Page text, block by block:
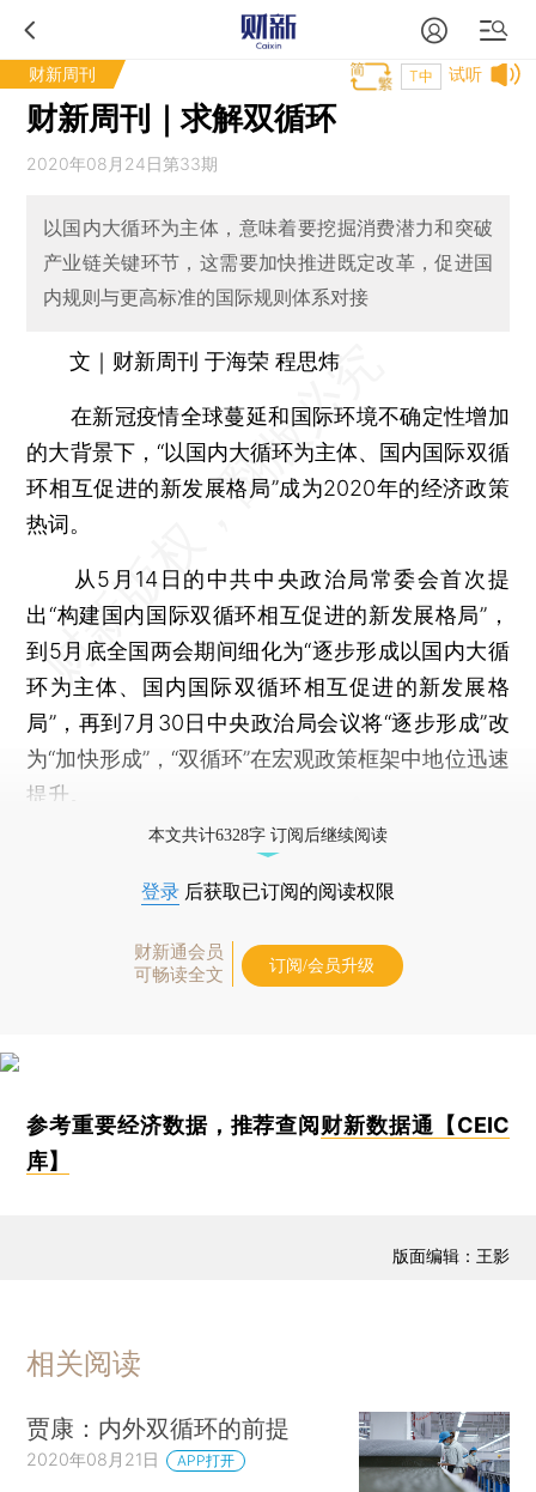
财新周刊 试听
T中
财新周刊｜求解双循环
2020年08月24日第33期
以国内大循环为主体，意味着要挖掘消费潜力和突破
产业链关键环节，这需要加快推进既定改革，促进国
内规则与更高标准的国际规则体系对接
文｜财新周刊 于海荣 程思炜
在新冠疫情全球蔓延和国际环境不确定性增加
的大背景下，“以国内大循环为主体、国内国际双循
环相互促进的新发展格局”成为2020年的经济政策
热词。
从5月14日的中共中央政治局常委会首次提
出“构建国内国际双循环相互促进的新发展格局”，
到5月底全国两会期间细化为“逐步形成以国内大循
环为主体、国内国际双循环相互促进的新发展格
局”，再到7月30日中央政治局会议将“逐步形成”改
为“加快形成”，“双循环”在宏观政策框架中地位迅速
提升。
本文共计6328字 订阅后继续阅读
登录 后获取已订阅的阅读权限
财新通会员
可畅读全文
订阅/会员升级
参考重要经济数据，推荐查阅 财新数据通【CEIC
库】
版面编辑：王影
相关阅读
贾康：内外双循环的前提
2020年08月21日 APP打开